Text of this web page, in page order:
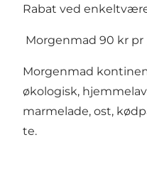
Rabat ved
Morgenmad 90 kr pr
Morgenmad
økologisk,
marmelade, ost,
te.